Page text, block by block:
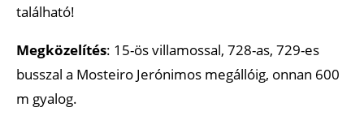
található!
Megközelítés: 15-ös villamossal, 728-as, 729-es
busszal a Mosteiro Jerónimos megállóig, onnan 600
m gyalog.